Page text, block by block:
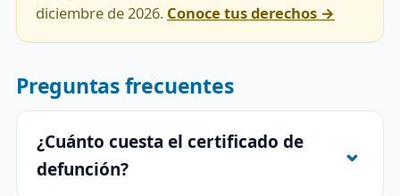
diciembre de 2026. Conoce tus derechos →
Preguntas frecuentes
¿Cuánto cuesta el certificado de
defunción?